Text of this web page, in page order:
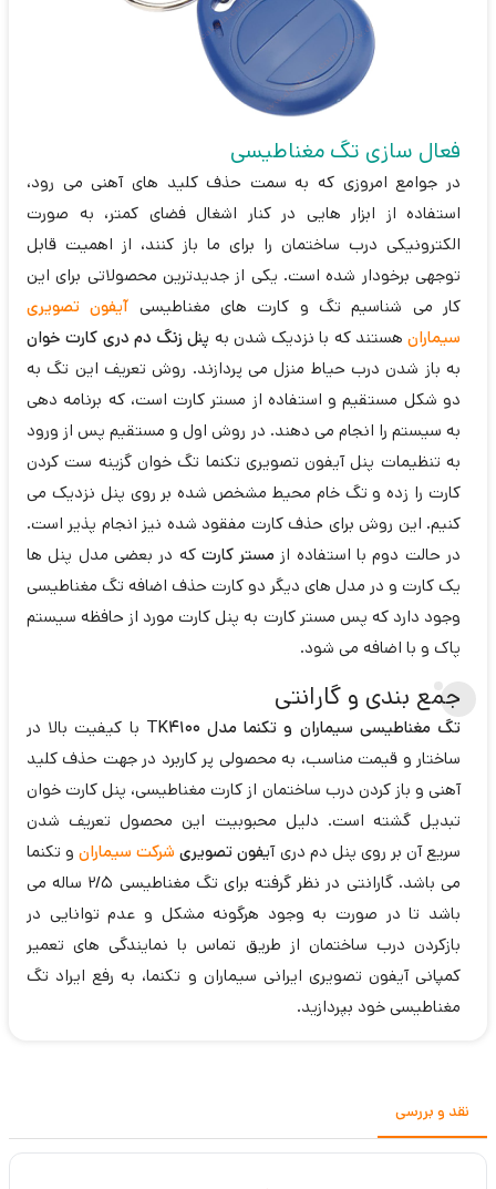
فعال سازی تگ مغناطیسی
در جوامع امروزی که به سمت حذف کلید های آهنی می رود،
استفاده از ابزار هایی در کنار اشغال فضای کمتر، به صورت
الکترونیکی درب ساختمان را برای ما باز کنند، از اهمیت قابل
توجهی برخودار شده است. یکی از جدیدترین محصولاتی برای این
کار می شناسیم تگ و کارت های مغناطیسی آیفون تصویری
سیماران هستند که با نزدیک شدن به پنل زنگ دم دری کارت خوان
به باز شدن درب حیاط منزل می پردازند. روش تعریف این تگ به
دو شکل مستقیم و استفاده از مستر کارت است، که برنامه دهی
به سیستم را انجام می دهند. در روش اول و مستقیم پس از ورود
به تنظیمات پنل آیفون تصویری تکنما تگ خوان گزینه ست کردن
کارت را زده و تگ خام محیط مشخص شده بر روی پنل نزدیک می
کنیم. این روش برای حذف کارت مفقود شده نیز انجام پذیر است.
در حالت دوم با استفاده از مستر کارت که در بعضی مدل پنل ها
یک کارت و در مدل های دیگر دو کارت حذف اضافه تگ مغناطیسی
وجود دارد که پس مستر کارت به پنل کارت مورد از حافظه سیستم
پاک و با اضافه می شود.
جمع بندی و گارانتی
تگ مغناطیسی سیماران و تکنما مدل TK4100
با کیفیت بالا در
ساختار و قیمت مناسب، به محصولی پر کاربرد در جهت حذف کلید
آهنی و باز کردن درب ساختمان از کارت مغناطیسی، پنل کارت خوان
تبدیل گشته است. دلیل محبوبیت این محصول تعریف شدن
سریع آن بر روی پنل دم دری آیفون تصویری شرکت سیمارانو تکنما
می باشد. گارانتی در نظر گرفته برای تگ مغناطیسی 2/5 ساله می
باشد تا در صورت به وجود هرگونه مشکل و عدم توانایی در
بازکردن درب ساختمان از طریق تماس با نمایندگی های تعمیر
کمپانی آیفون تصویری ایرانی سیماران و تکنما، به رفع ایراد تگ
مغناطیسی خود بپردازید.
نقد و بررسی